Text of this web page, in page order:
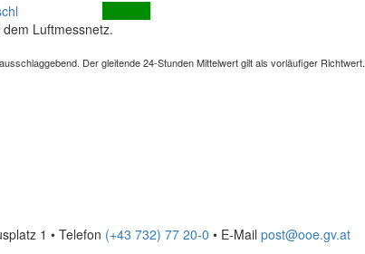
Luftmessnetz.
Der gleitende 24-Stunden Mittelwert gilt als vorläufiger Richtwert.
1 • Telefon (+43 732) 77 20-0 • E-Mail post@ooe.gv.at